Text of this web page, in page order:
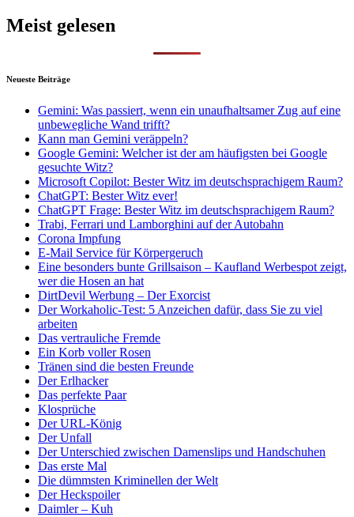
Meist gelesen
Neueste Beiträge
Gemini: Was passiert, wenn ein unaufhaltsamer Zug auf eine
unbewegliche Wand trifft?
Kann man Gemini veräppeln?
Google Gemini: Welcher ist der am häufigsten bei Google
gesuchte Witz?
Microsoft Copilot: Bester Witz im deutschsprachigem Raum?
ChatGPT: Bester Witz ever!
ChatGPT Frage: Bester Witz im deutschsprachigem Raum?
Trabi, Ferrari und Lamborghini auf der Autobahn
Corona Impfung
E-Mail Service für Körpergeruch
Eine besonders bunte Grillsaison – Kaufland Werbespot zeigt,
wer die Hosen an hat
DirtDevil Werbung – Der Exorcist
Der Workaholic-Test: 5 Anzeichen dafür, dass Sie zu viel
arbeiten
Das vertrauliche Fremde
Ein Korb voller Rosen
Tränen sind die besten Freunde
Der Erlhacker
Das perfekte Paar
Klosprüche
Der URL-König
Der Unfall
Der Unterschied zwischen Damenslips und Handschuhen
Das erste Mal
Die dümmsten Kriminellen der Welt
Der Heckspoiler
Daimler – Kuh